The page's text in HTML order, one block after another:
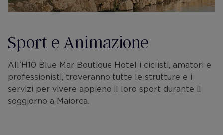
Sport e Animazione
All’H10 Blue Mar Boutique Hotel i ciclisti, amatori e
professionisti, troveranno tutte le strutture e i
servizi per vivere appieno il loro sport durante il
soggiorno a Maiorca.